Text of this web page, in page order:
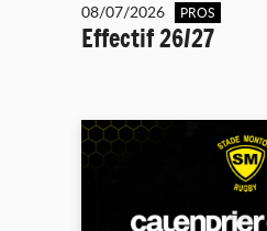
08/07/2026 PROS
Effectif 26/27